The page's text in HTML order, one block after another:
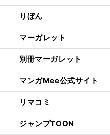
りぼん
マーガレット
別冊マーガレット
マンガMee公式サイト
リマコミ
ジャンプTOON